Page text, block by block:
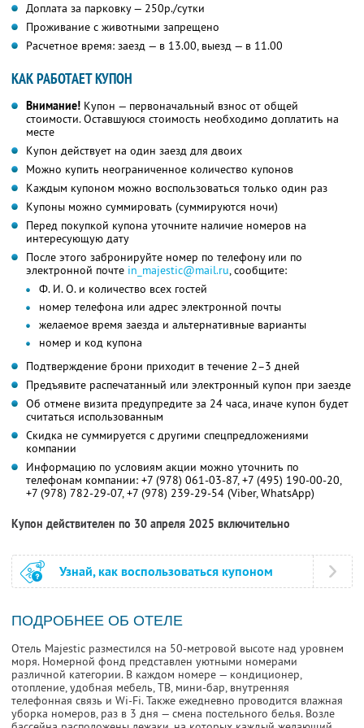
Доплата за парковку — 250р./сутки
Проживание с животными запрещено
Расчетное время: заезд — в 13.00, выезд — в 11.00
КАК РАБОТАЕТ КУПОН
Внимание! Купон — первоначальный взнос от общей
стоимости. Оставшуюся стоимость необходимо доплатить на
месте
Купон действует на один заезд для двоих
Можно купить неограниченное количество купонов
Каждым купоном можно воспользоваться только один раз
Купоны можно суммировать (суммируются ночи)
Перед покупкой купона уточните наличие номеров на
интересующую дату
После этого забронируйте номер по телефону или по
электронной почте in_majestic@mail.ru, сообщите:
Ф. И. О. и количество всех гостей
номер телефона или адрес электронной почты
желаемое время заезда и альтернативные варианты
номер и код купона
Подтверждение брони приходит в течение 2–3 дней
Предъявите распечатанный или электронный купон при заезде
Об отмене визита предупредите за 24 часа, иначе купон будет
считаться использованным
Скидка не суммируется с другими спецпредложениями
компании
Информацию по условиям акции можно уточнить по
телефонам компании: +7 (978) 061-03-87, +7 (495) 190-00-20,
+7 (978) 782-29-07, +7 (978) 239-29-54 (Viber, WhatsApp)
Купон действителен по 30 апреля 2025 включительно
Узнай, как воспользоваться купоном
ПОДРОБНЕЕ ОБ ОТЕЛЕ
Отель Majestic разместился на 50-метровой высоте над уровнем
моря. Номерной фонд представлен уютными номерами
различной категории. В каждом номере — кондиционер,
отопление, удобная мебель, ТВ, мини-бар, внутренняя
телефонная связь и Wi-Fi. Также ежедневно проводится влажная
уборка номеров, раз в 3 дня — смена постельного белья. Возле